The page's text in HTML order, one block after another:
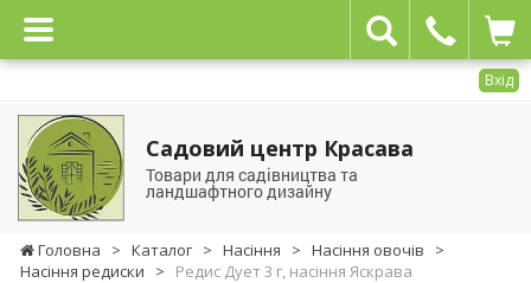
Вхід
Садовий центр Красава
Товари для садівництва та
ландшафтного дизайну
Головна > Каталог > Насіння > Насіння овочів
>
Насіння редиски
> Редис Дует 3 г, насіння Яскрава